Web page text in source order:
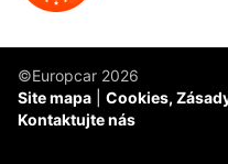
©Europcar 2026
Site mapa
Cookies,
Kontaktujte nás